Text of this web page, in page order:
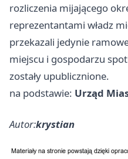
rozliczenia mijającego
reprezentantami władz
przekazali jedynie
miejscu i gospodarzu
zostały upublicznione.
na podstawie: Urząd
Autor:krystian